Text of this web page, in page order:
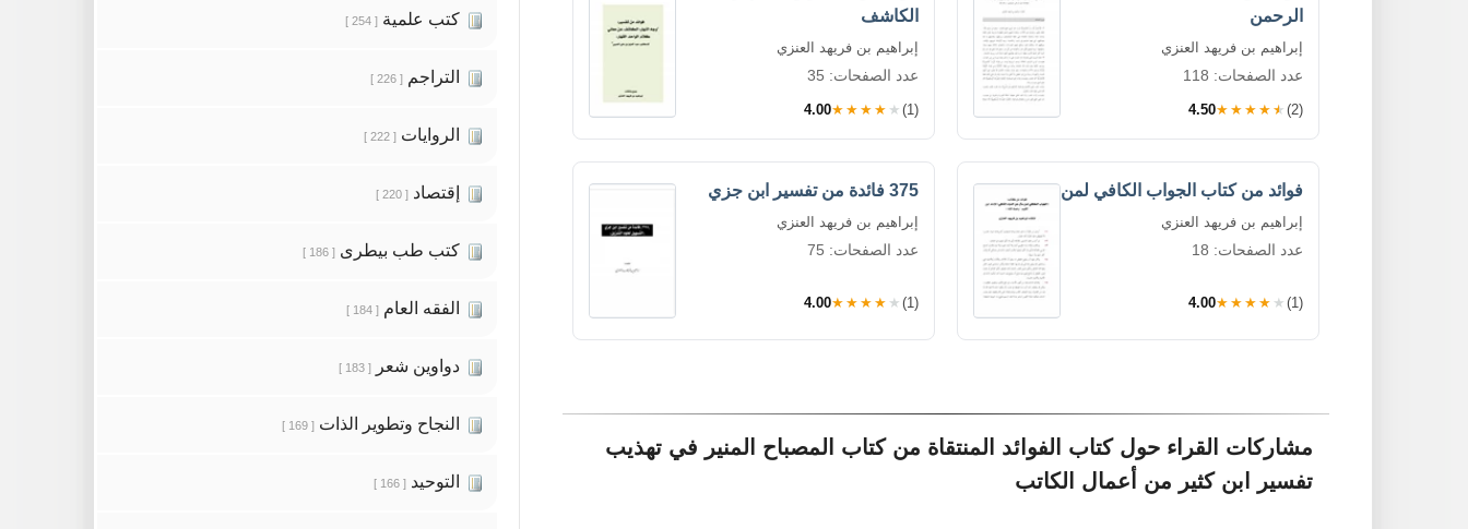
الرحمن
إبراهيم بن فريهد العنزي
عدد الصفحات: 118
4.50★★★★★ (2)
الكاشف
إبراهيم بن فريهد العنزي
عدد الصفحات: 35
4.00★★★★★ (1)
فوائد من كتاب الجواب الكافي لمن
إبراهيم بن فريهد العنزي
عدد الصفحات: 18
4.00★★★★★ (1)
375 فائدة من تفسير ابن جزي
إبراهيم بن فريهد العنزي
عدد الصفحات: 75
4.00★★★★★ (1)
مشاركات القراء حول كتاب الفوائد المنتقاة من كتاب المصباح المنير في تهذيب
تفسير ابن كثير من أعمال الكاتب
كتب علمية [ 254 ]
التراجم [ 226 ]
الروايات [ 222 ]
إقتصاد [ 220 ]
كتب طب بيطرى [ 186 ]
الفقه العام [ 184 ]
دواوين شعر [ 183 ]
النجاح وتطوير الذات [ 169 ]
التوحيد [ 166 ]